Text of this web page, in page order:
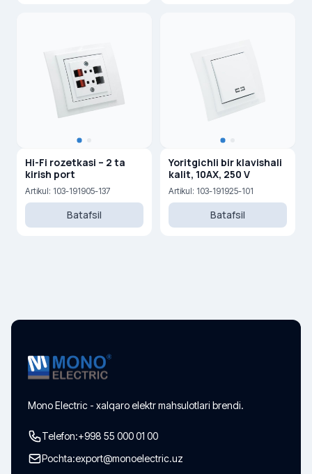
Hi-Fi rozetkasi – 2 ta
kirish port
Artikul: 103-191905-137
Batafsil
Yoritgichli bir klavishali
kalit, 10AX, 250 V
Artikul: 103-191925-101
Batafsil
Mono Electric - xalqaro elektr mahsulotlari brendi.
Telefon:+998 55 000 01 00
Pochta:export@monoelectric.uz